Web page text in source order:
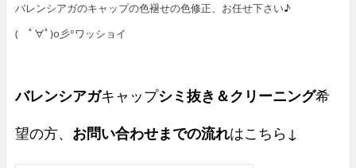
バレンシアガのキャップの色褪せの色修正、お任せ下さい♪
( ﾟ∀ﾟ)o彡°ワッショイ
バレンシアガキャップシミ抜き＆クリーニング希
望の方、 お問い合わせまでの流れはこちら↓